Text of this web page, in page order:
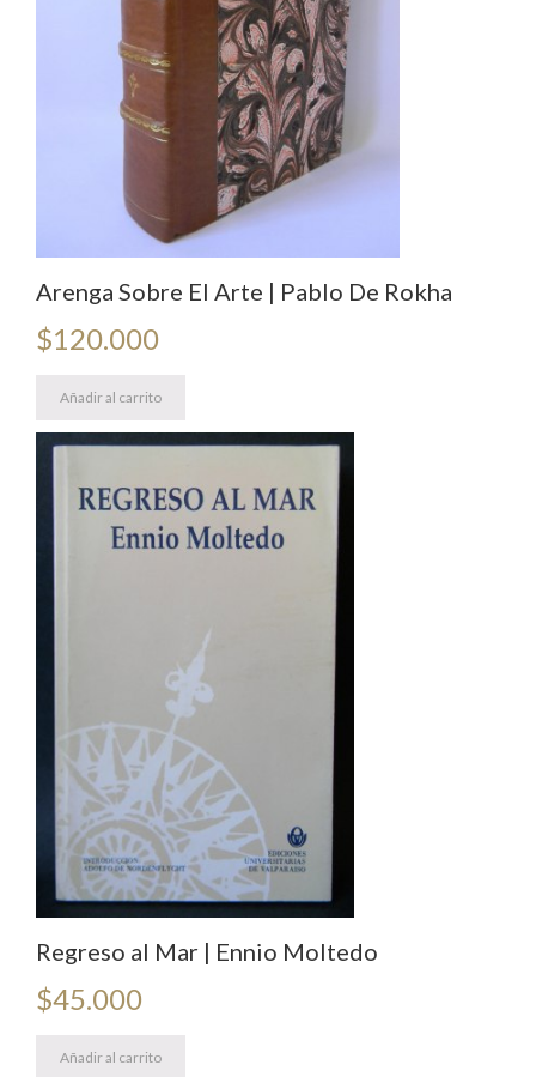
Arenga Sobre El Arte | Pablo De Rokha
$120.000
Añadir al carrito
Regreso al Mar | Ennio Moltedo
$45.000
Añadir al carrito